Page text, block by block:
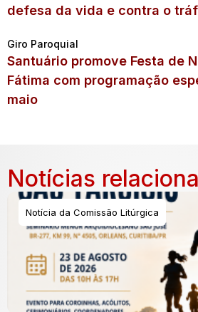
defesa da vida e contra o
Giro Paroquial
Santuário promove Festa de
Fátima com programação
maio
Notícias
Notícia da Comissão Litúrgica